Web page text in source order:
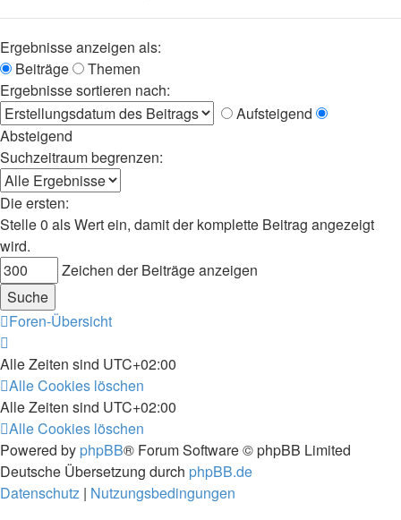
Ergebnisse anzeigen als:
Beiträge
Themen
Ergebnisse sortieren nach:
Aufsteigend
Absteigend
Suchzeitraum begrenzen:
Die ersten:
Stelle 0 als Wert ein, damit der komplette Beitrag angezeigt
wird.
Zeichen der Beiträge anzeigen
Foren-Übersicht
Alle Zeiten sind UTC+02:00
Alle Cookies löschen
Alle Zeiten sind UTC+02:00
Alle Cookies löschen
Powered by phpBB® Forum Software © phpBB Limited
Deutsche Übersetzung durch phpBB.de
Datenschutz | Nutzungsbedingungen